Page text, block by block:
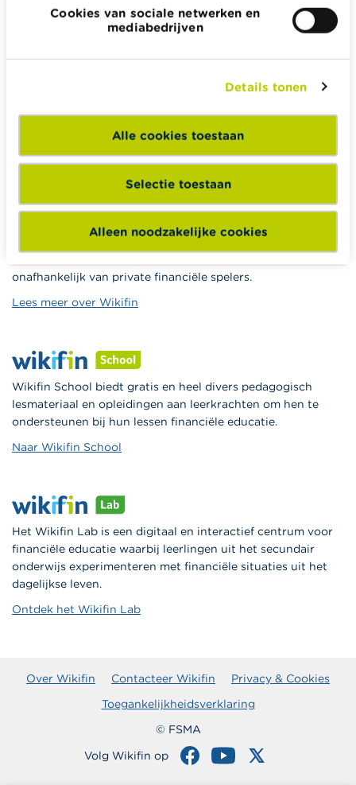
Cookies van sociale netwerken en
mediabedrijven
Details tonen
Alle cookies toestaan
Selectie toestaan
Alleen noodzakelijke cookies
Budget, betalen, lenen en verzekeren
Sparen en beleggen
Belasting, werk en inkomen
Woning en hypothecaire lening
Wikifin.be helpt je bij financiële beslissingen. Ze stelt gratis
onafhankelijk van private financiële spelers.
Lees meer over Wikifin
Wikifin School biedt gratis en heel divers pedagogisch
lesmateriaal en opleidingen aan leerkrachten om hen te
ondersteunen bij hun lessen financiële educatie.
Naar Wikifin School
Het Wikifin Lab is een digitaal en interactief centrum voor
financiële educatie waarbij leerlingen uit het secundair
onderwijs experimenteren met financiële situaties uit het
dagelijkse leven.
Ontdek het Wikifin Lab
Over Wikifin Contacteer Wikifin
Privacy & Cookies
Toegankelijkheidsverklaring
© FSMA
Volg Wikifin op